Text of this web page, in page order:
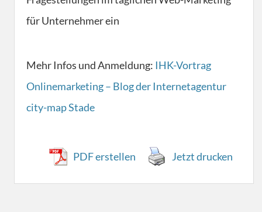
für Unternehmer ein
Mehr Infos und Anmeldung: IHK-Vortrag
Onlinemarketing – Blog der Internetagentur
city-map Stade
PDF erstellen Jetzt drucken